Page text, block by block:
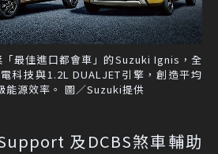
最佳進口都會車」的Suzuki Ignis，全
科技與1.2L DUALJET引擎，創造平均
源效率。 圖／Suzuki提供
及DCBS煞車輔助